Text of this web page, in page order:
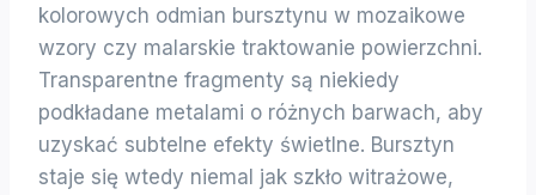
kolorowych odmian bursztynu w mozaikowe
wzory czy malarskie traktowanie powierzchni.
Transparentne fragmenty są niekiedy
podkładane metalami o różnych barwach, aby
uzyskać subtelne efekty świetlne. Bursztyn
staje się wtedy niemal jak szkło witrażowe,